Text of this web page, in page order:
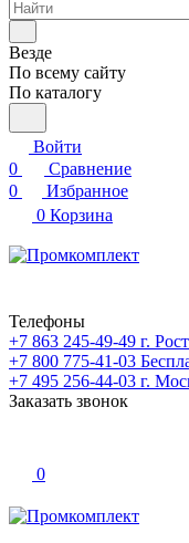
Везде
По всему сайту
По каталогу
Войти
0
Сравнение
0
Избранное
0 Корзина
Телефоны
+7 863 245-49-49 г.
+7 800 775-41-03
+7 495 256-44-03 г.
Заказать звонок
0